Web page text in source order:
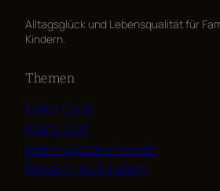
Alltagsglück und Lebensqualität für
Kindern.
Themen
Mehr Geld
Mehr Zeit
Mehr Lebensfreude
Reisen mit Kindern